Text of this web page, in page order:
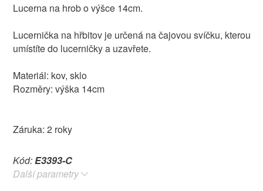
Lucerna na hrob o výšce 14cm.
Lucernička na hřbitov je určená na čajovou svíčku, kterou
umístíte do lucerničky a uzavřete.
Materiál: kov, sklo
Rozměry: výška 14cm
Záruka: 2 roky
Kód:E3393-C
Další parametry